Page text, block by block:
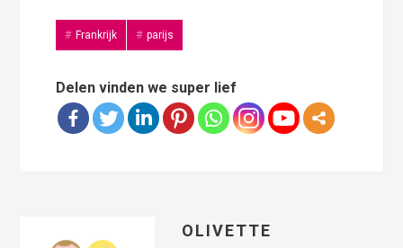
Frankrijk parijs
Delen vinden we super lief
OLIVETTE